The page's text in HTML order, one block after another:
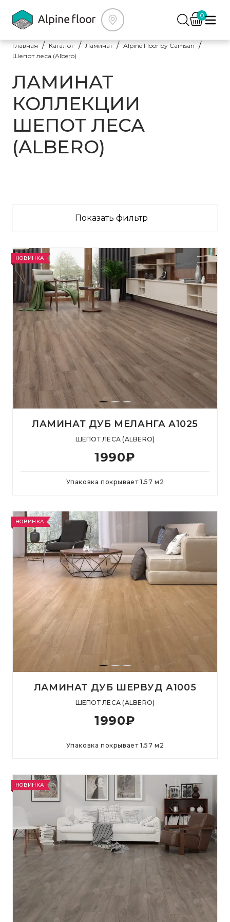
0
Главная Каталог Ламинат
Alpine Floor by Camsan
Шепот леса (Albero)
ЛАМИНАТ
КОЛЛЕКЦИИ
ШЕПОТ ЛЕСА
(ALBERO)
Показать фильтр
НОВИНКА
ЛАМИНАТ ДУБ МЕЛАНГА А1025
ШЕПОТ ЛЕСА (ALBERO)
1990₽
Упаковка покрывает1.57 м 2
НОВИНКА
ЛАМИНАТ ДУБ ШЕРВУД А1005
ШЕПОТ ЛЕСА (ALBERO)
1990₽
Упаковка покрывает1.57 м 2
НОВИНКА